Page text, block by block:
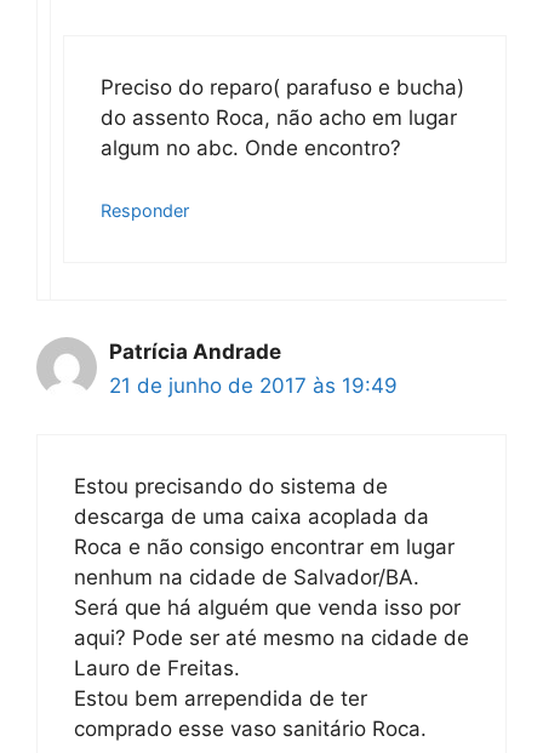
Preciso do reparo( parafuso e bucha)
do assento Roca, não acho em lugar
algum no abc. Onde encontro?
Responder
Patrícia Andrade
21 de junho de 2017 às 19:49
Estou precisando do sistema de
descarga de uma caixa acoplada da
Roca e não consigo encontrar em lugar
nenhum na cidade de Salvador/BA.
Será que há alguém que venda isso por
aqui? Pode ser até mesmo na cidade de
Lauro de Freitas.
Estou bem arrependida de ter
comprado esse vaso sanitário Roca.